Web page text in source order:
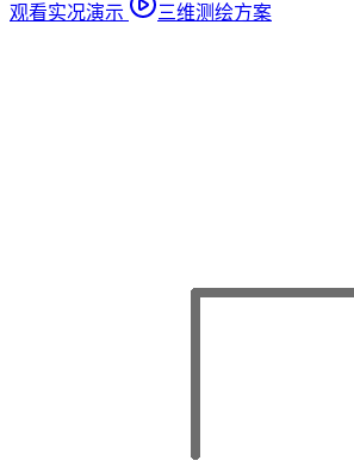
观看实况演示 三维测绘方案